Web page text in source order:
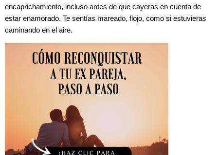
encaprichamiento, incluso antes de que cayeras en cuenta de
estar enamorado. Te sentías mareado, flojo, como si estuvieras
caminando en el aire.